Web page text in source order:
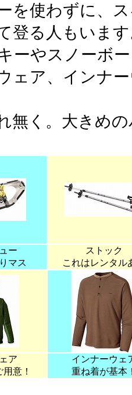
を使わずに、
登る人もいま
ーやスノーボ
ェア、インナ
無く。大きめ
ー
マス
ストック
これはレンタル
ア
意！
インナーウェ
重ね着が基本